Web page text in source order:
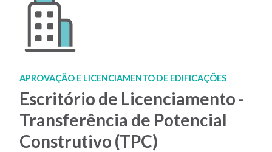
APROVAÇÃO E LICENCIAMENTO DE EDIFICAÇÕES
Escritório de Licenciamento -
Transferência de Potencial
Construtivo (TPC)